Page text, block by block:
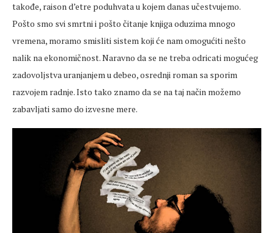
takođe, raison d’etre poduhvata u kojem danas učestvujemo.
Pošto smo svi smrtni i pošto čitanje knjiga oduzima mnogo
vremena, moramo smisliti sistem koji će nam omogućiti nešto
nalik na ekonomičnost. Naravno da se ne treba odricati mogućeg
zadovoljstva uranjanjem u debeo, osrednji roman sa sporim
razvojem radnje. Isto tako znamo da se na taj način možemo
zabavljati samo do izvesne mere.